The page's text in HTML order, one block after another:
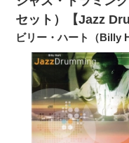
セット）【Jazz
ビリー・ハート（Billy